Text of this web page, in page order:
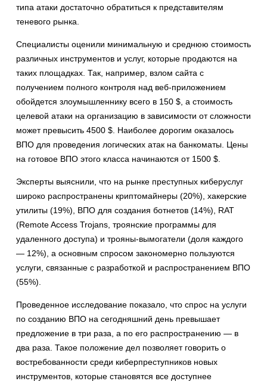
типа атаки достаточно обратиться к представителям
теневого рынка.
Специалисты оценили минимальную и среднюю стоимость
различных инструментов и услуг, которые продаются на
таких площадках. Так, например, взлом сайта с
получением полного контроля над веб-приложением
обойдется злоумышленнику всего в 150 $, а стоимость
целевой атаки на организацию в зависимости от сложности
может превысить 4500 $. Наиболее дорогим оказалось
ВПО для проведения логических атак на банкоматы. Цены
на готовое ВПО этого класса начинаются от 1500 $.
Эксперты выяснили, что на рынке преступных киберуслуг
широко распространены криптомайнеры (20%), хакерские
утилиты (19%), ВПО для создания ботнетов (14%), RAT
(Remote Access Trojans, троянские программы для
удаленного доступа) и трояны-вымогатели (доля каждого
― 12%), а основным спросом закономерно пользуются
услуги, связанные с разработкой и распространением ВПО
(55%).
Проведенное исследование показало, что спрос на услуги
по созданию ВПО на сегодняшний день превышает
предложение в три раза, а по его распространению ― в
два раза. Такое положение дел позволяет говорить о
востребованности среди киберпреступников новых
инструментов, которые становятся все доступнее